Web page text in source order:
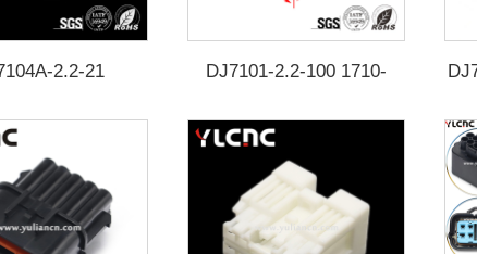
2.2-21
DJ7101-2.2-100 1710-